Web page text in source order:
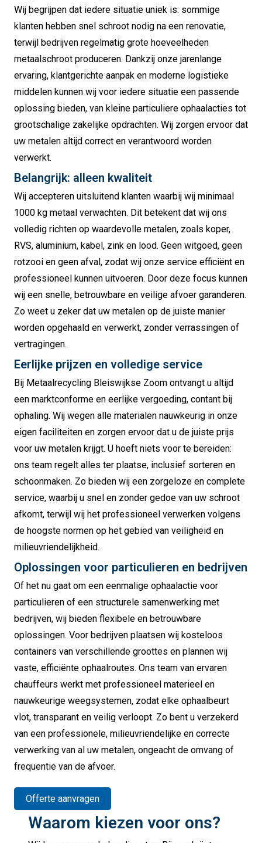
Wij begrijpen dat iedere situatie uniek is: sommige
klanten hebben snel schroot nodig na een renovatie,
terwijl bedrijven regelmatig grote hoeveelheden
metaalschroot produceren. Dankzij onze jarenlange
ervaring, klantgerichte aanpak en moderne logistieke
middelen kunnen wij voor iedere situatie een passende
oplossing bieden, van kleine particuliere ophaalacties tot
grootschalige zakelijke opdrachten. Wij zorgen ervoor dat
uw metalen altijd correct en verantwoord worden
verwerkt.
Belangrijk: alleen kwaliteit
Wij accepteren uitsluitend klanten waarbij wij minimaal
1000 kg metaal verwachten. Dit betekent dat wij ons
volledig richten op waardevolle metalen, zoals koper,
RVS, aluminium, kabel, zink en lood. Geen witgoed, geen
rotzooi en geen afval, zodat wij onze service efficiënt en
professioneel kunnen uitvoeren. Door deze focus kunnen
wij een snelle, betrouwbare en veilige afvoer garanderen.
Zo weet u zeker dat uw metalen op de juiste manier
worden opgehaald en verwerkt, zonder verrassingen of
vertragingen.
Eerlijke prijzen en volledige service
Bij Metaalrecycling Bleiswijkse Zoom ontvangt u altijd
een marktconforme en eerlijke vergoeding, contant bij
ophaling. Wij wegen alle materialen nauwkeurig in onze
eigen faciliteiten en zorgen ervoor dat u de juiste prijs
voor uw metalen krijgt. U hoeft niets voor te bereiden:
ons team regelt alles ter plaatse, inclusief sorteren en
schoonmaken. Zo bieden wij een zorgeloze en complete
service, waarbij u snel en zonder gedoe van uw schroot
afkomt, terwijl wij het professioneel verwerken volgens
de hoogste normen op het gebied van veiligheid en
milieuvriendelijkheid.
Oplossingen voor particulieren en bedrijven
Of het nu gaat om een eenmalige ophaalactie voor
particulieren of een structurele samenwerking met
bedrijven, wij bieden flexibele en betrouwbare
oplossingen. Voor bedrijven plaatsen wij kosteloos
containers van verschillende groottes en plannen wij
vaste, efficiënte ophaalroutes. Ons team van ervaren
chauffeurs werkt met professioneel materieel en
nauwkeurige weegsystemen, zodat elke ophaalbeurt
vlot, transparant en veilig verloopt. Zo bent u verzekerd
van een professionele, milieuvriendelijke en correcte
verwerking van al uw metalen, ongeacht de omvang of
frequentie van de afvoer.
Offerte aanvragen
Waarom kiezen voor ons?